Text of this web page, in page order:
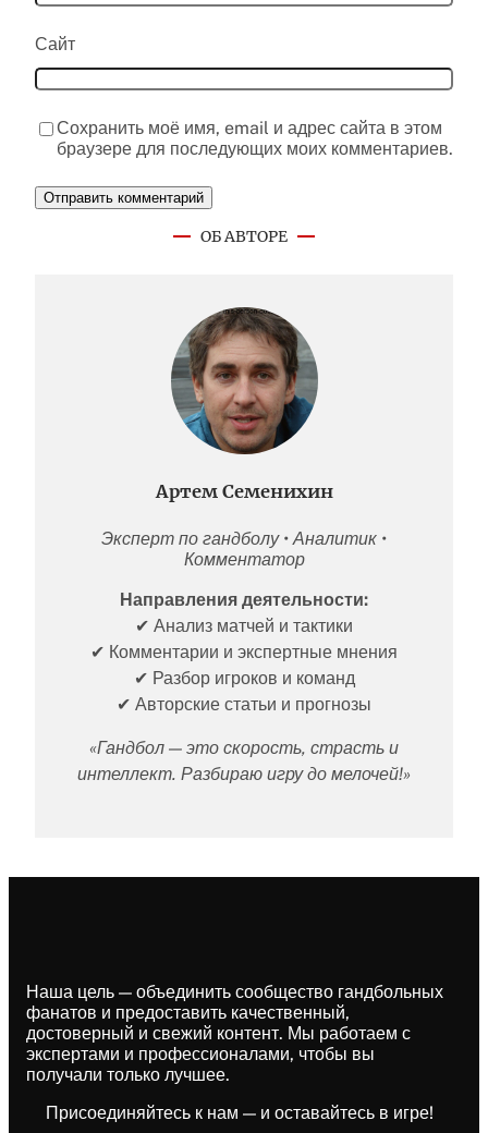
Сайт
Сохранить моё имя, email и адрес сайта в этом
браузере для последующих моих комментариев.
ОБ АВТОРЕ
Артем Семенихин
Эксперт по гандболу • Аналитик •
Комментатор
Направления деятельности:
✔ Анализ матчей и тактики
✔ Комментарии и экспертные мнения
✔ Разбор игроков и команд
✔ Авторские статьи и прогнозы
«Гандбол — это скорость, страсть и
интеллект. Разбираю игру до мелочей!»
Наша цель — объединить сообщество гандбольных
фанатов и предоставить качественный,
достоверный и свежий контент. Мы работаем с
экспертами и профессионалами, чтобы вы
получали только лучшее.
Присоединяйтесь к нам — и оставайтесь в игре!